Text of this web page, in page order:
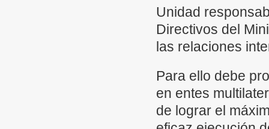
fuente complementaria al
Coordinar con el Ministerio
Dar seguimiento a los
humanos en el exterior,
cursos y becas
Unidad
Directivos del
las relaciones
Para ello debe
en entes
de lograr el